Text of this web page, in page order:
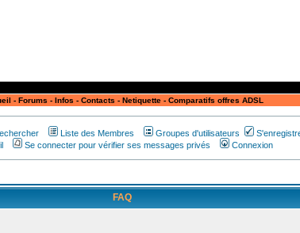
- Forums - Infos - Contacts - Netiquette- Comparatifs offres ADSL
Liste des Membres Groupes d'utilisateurs
Se connecter pour vérifier ses messages privés Connexion
FAQ